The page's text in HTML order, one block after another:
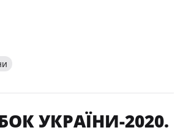
УКРАЇНИ-2020.